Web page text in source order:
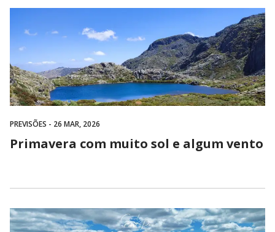
PREVISÕES - 26 MAR, 2026
Primavera com muito sol e algum vento